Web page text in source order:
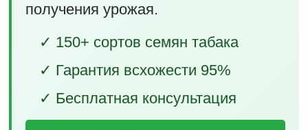
получения урожая.
✓ 150+ сортов семян табака
✓ Гарантия всхожести 95%
✓ Бесплатная консультация